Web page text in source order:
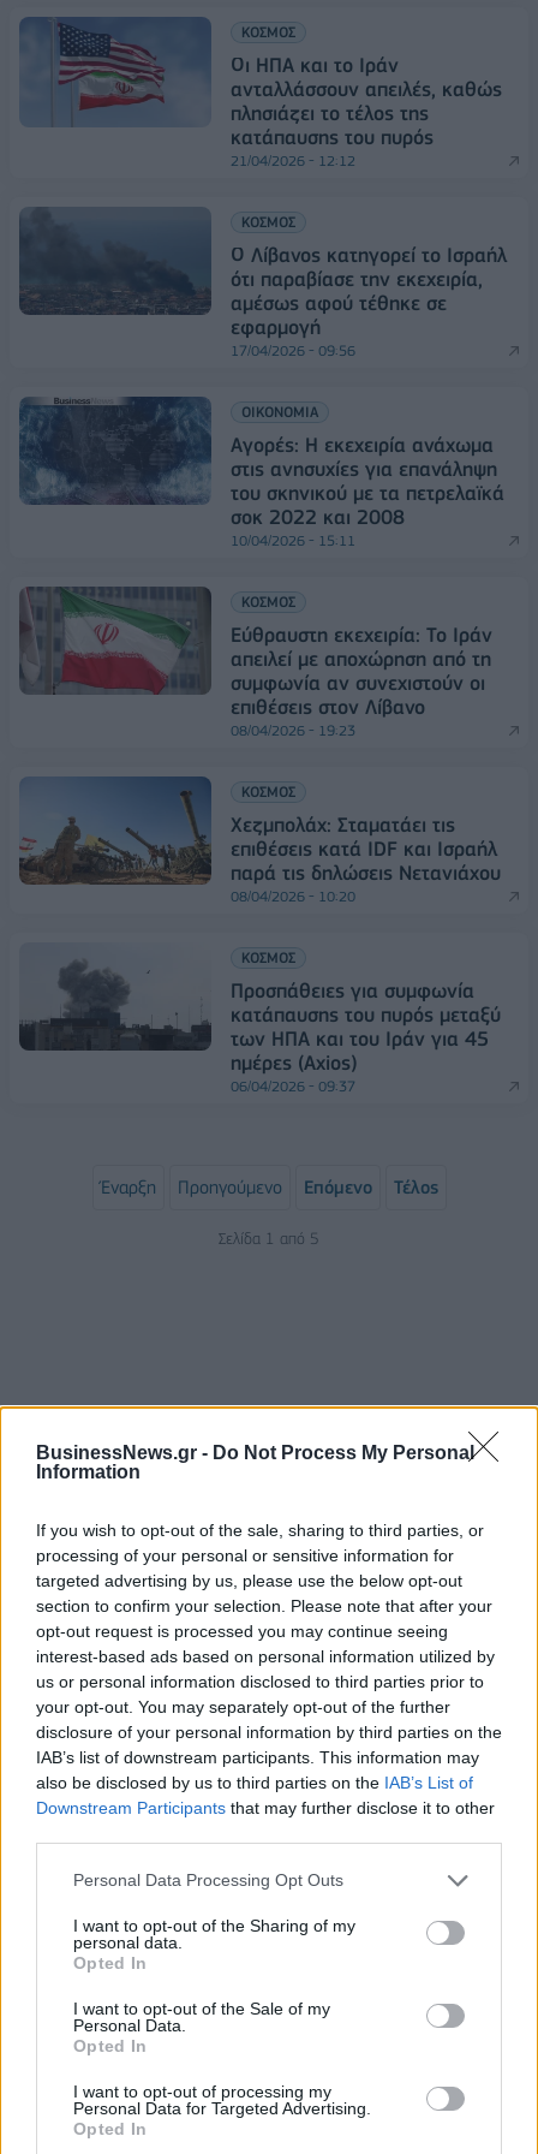
BusinessNews.gr - Do Not Process My Personal
Information
If you wish to opt-out of the sale, sharing to third parties, or
processing of your personal or sensitive information for
targeted advertising by us, please use the below opt-out
section to confirm your selection. Please note that after your
opt-out request is processed you may continue seeing
interest-based ads based on personal information utilized by
us or personal information disclosed to third parties prior to
your opt-out. You may separately opt-out of the further
disclosure of your personal information by third parties on the
IAB’s list of downstream participants. This information may
also be disclosed by us to third parties on the IAB’s List of
Downstream Participants that may further disclose it to other
Personal Data Processing Opt Outs
I want to opt-out of the Sharing of my
personal data.
Opted In
I want to opt-out of the Sale of my
Personal Data.
Opted In
I want to opt-out of processing my
Personal Data for Targeted Advertising.
Opted In
ΚΟΣΜΟΣ
Οι ΗΠΑ και το Ιράν
ανταλλάσσουν απειλές, καθώς
πλησιάζει το τέλος της
κατάπαυσης του πυρός
21/04/2026 - 12:12
ΚΟΣΜΟΣ
Ο Λίβανος κατηγορεί το Ισραήλ
ότι παραβίασε την εκεχειρία,
αμέσως αφού τέθηκε σε
εφαρμογή
17/04/2026 - 09:56
ΟΙΚΟΝΟΜΙΑ
Αγορές: Η εκεχειρία ανάχωμα
στις ανησυχίες για επανάληψη
του σκηνικού με τα πετρελαϊκά
σοκ 2022 και 2008
10/04/2026 - 15:11
ΚΟΣΜΟΣ
Εύθραυστη εκεχειρία: Το Ιράν
απειλεί με αποχώρηση από τη
συμφωνία αν συνεχιστούν οι
επιθέσεις στον Λίβανο
08/04/2026 - 19:23
ΚΟΣΜΟΣ
Χεζμπολάχ: Σταματάει τις
επιθέσεις κατά IDF και Ισραήλ
παρά τις δηλώσεις Νετανιάχου
08/04/2026 - 10:20
ΚΟΣΜΟΣ
Προσπάθειες για συμφωνία
κατάπαυσης του πυρός μεταξύ
των ΗΠΑ και του Ιράν για 45
ημέρες (Axios)
06/04/2026 - 09:37
Έναρξη Προηγούμενο Επόμενο Τέλος
Σελίδα 1 από 5
ΡΟΗ ΕΙΔΗΣΕΩΝ
Χρηματιστήριο: Πτώση κατά 0,59%, στα 320,42
εκατ. ευρώ ο τζίρος
ΟΠΕΚΑ: Αύριο η δεύτερη πληρωμή των δικαιούχων
του Λογαριασμού Αγροτικής Εστίας
06/08/2026 - 17:40 ΟΙΚΟΝΟΜΙΑ
Κυβερνητική Επιτροπή Βιομηχανίας- Κ. Μητσοτάκης:
Στρατηγική προτεραιότητα η ενίσχυση της
βιομηχανίας
Από τις 28 Αυγούστου η ψηφιακή ενεργοποίηση της
Κάρτας Αγρότη μέσω της ΕΑΕ 2026
06/08/2026 - 16:51 ΟΙΚΟΝΟΜΙΑ
Eurobank: Εξελίξεις και προοπτικές στις αγορές
πετρελαίου και φυσικού αερίου στην Ευρώπη
06/08/2026 - 16:20 ΕΝΕΡΓΕΙΑ